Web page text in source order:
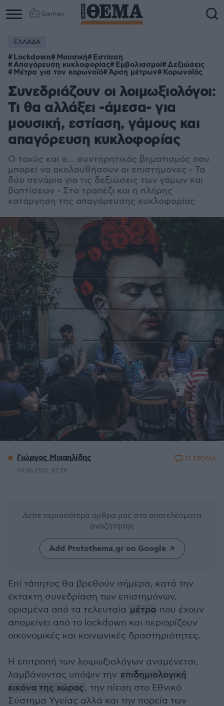
Games
ΕΛΛΑΔΑ
Lockdown Μουσική Εστίαση
Απαγόρευση κυκλοφορίας Εμβολιασμοί Δεξιώσεις
Μέτρα για τον κορωνοϊό Άρση μέτρων Κορωνοϊός
Συνεδριάζουν οι λοιμωξιολόγοι:
Τι θα αλλάξει -άμεσα- για
μουσική, εστίαση, γάμους και
απαγόρευση κυκλοφορίας
Ο ταχύς και ο... συντηρητικός βηματισμός που
μπορεί να ακολουθήσουν οι επιστήμονες - Τα
δύο σενάρια για τις δεξιώσεις των γάμων και
βαπτίσεων - Στο τραπέζι και η πλήρης
κατάργηση της απαγόρευσης κυκλοφορίας
Γιώργος Μιχαηλίδης
09.06.2021, 07:28
13 ΣΧΟΛΙΑ
Δείτε περισσότερα άρθρα μας στα αποτελέσματα
αναζήτησης
Add Protothema.gr on Google
Επί τάπητος θα βρεθούν σήμερα, κατά την
έκτακτη συνεδρίαση των επιστημόνων,
ορισμένα από τα τελευταία μέτρα που έχουν
απομείνει από το lockdown και περιορίζουν
οικονομικές και κοινωνικές δραστηριότητες.
Η επιτροπή των λοιμωξιολόγων αναμένεται,
λαμβάνοντας υπόψιν την επιδημιολογική
εικόνα της χώρας, την πίεση στο Εθνικό
Σύστημα Υγείας αλλά και την πορεία των